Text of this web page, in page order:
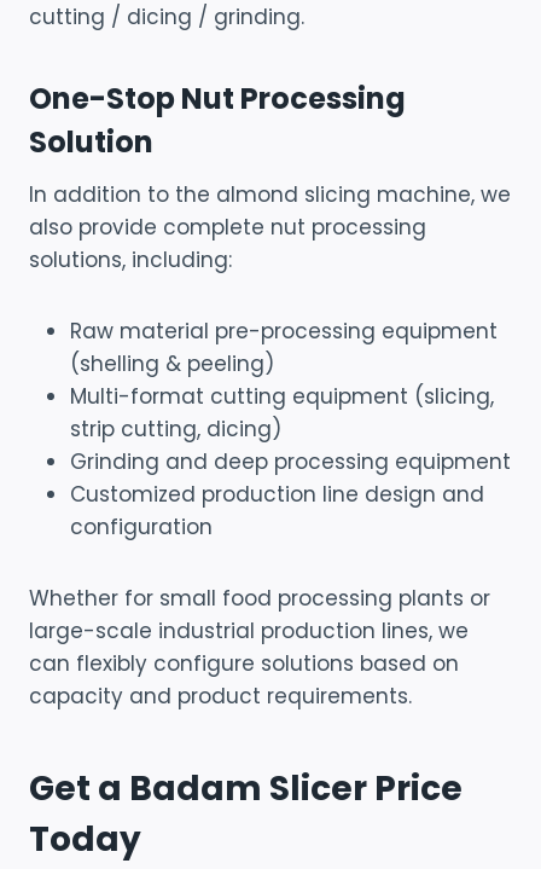
cutting / dicing / grinding.
One-Stop Nut Processing
Solution
In addition to the almond slicing machine, we
also provide complete nut processing
solutions, including:
Raw material pre-processing equipment
(shelling & peeling)
Multi-format cutting equipment (slicing,
strip cutting, dicing)
Grinding and deep processing equipment
Customized production line design and
configuration
Whether for small food processing plants or
large-scale industrial production lines, we
can flexibly configure solutions based on
capacity and product requirements.
Get a Badam Slicer Price
Today